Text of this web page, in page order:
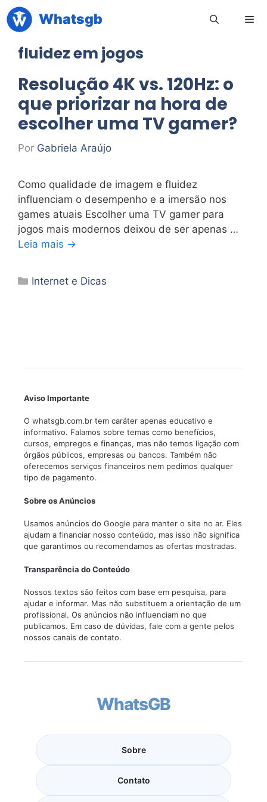
Pular
para
conteúdo
Whatsgb
fluidez em jogos
Resolução 4K vs. 120Hz: o
que priorizar na hora de
escolher uma TV gamer?
Por Gabriela Araújo
Como qualidade de imagem e fluidez
influenciam o desempenho e a imersão nos
games atuais Escolher uma TV gamer para
jogos mais modernos deixou de ser apenas …
Leia mais →
Categorias
Internet e Dicas
Aviso Importante
O whatsgb.com.br tem caráter apenas educativo e
informativo. Falamos sobre temas como benefícios,
cursos, empregos e finanças, mas não temos ligação com
órgãos públicos, empresas ou bancos. Também não
oferecemos serviços financeiros nem pedimos qualquer
tipo de pagamento.
Sobre os Anúncios
Usamos anúncios do Google para manter o site no ar. Eles
ajudam a financiar nosso conteúdo, mas isso não significa
que garantimos ou recomendamos as ofertas mostradas.
Transparência do Conteúdo
Nossos textos são feitos com base em pesquisa, para
ajudar e informar. Mas não substituem a orientação de um
profissional. Os anúncios não influenciam no que
publicamos. Em caso de dúvidas, fale com a gente pelos
nossos canais de contato.
WhatsGB
Sobre
Contato